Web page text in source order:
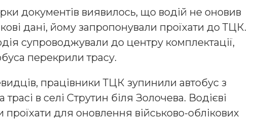
документів виявилось, що водій не оновив
дані, йому запропонували проїхати до ТЦК.
супроводжували до центру комплектації,
перекрили трасу.
працівники ТЦК зупинили автобус з
в селі Струтин біля Золочева. Водієві
проїхати для оновлення військово-облікових